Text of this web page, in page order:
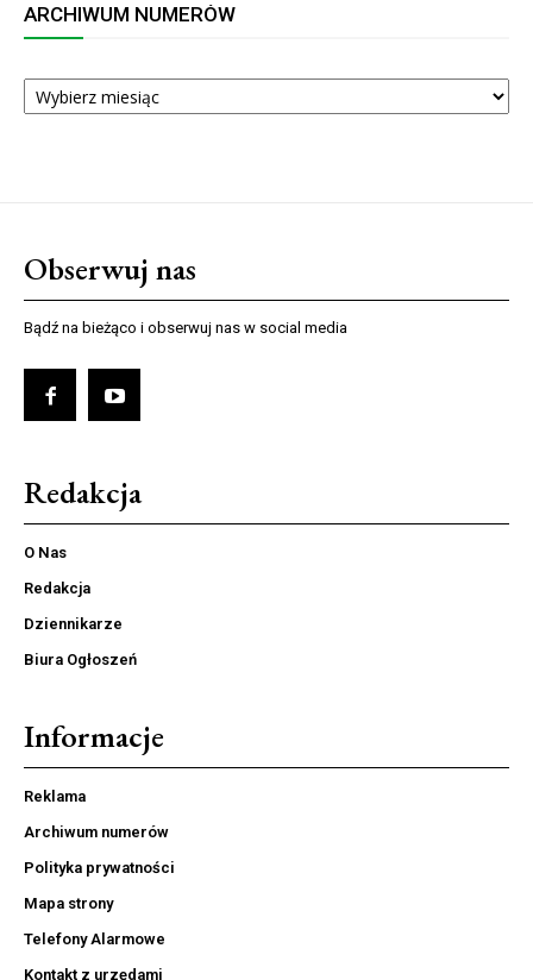
ARCHIWUM NUMERÓW
ARCHIWUM
NUMERÓW
Obserwuj nas
Bądź na bieżąco i obserwuj nas w social media
Redakcja
O Nas
Redakcja
Dziennikarze
Biura Ogłoszeń
Informacje
Reklama
Archiwum numerów
Polityka prywatności
Mapa strony
Telefony Alarmowe
Kontakt z urzędami